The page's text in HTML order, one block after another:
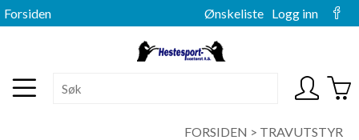
Forsiden Ønskeliste Logg inn
FORSIDEN > TRAVUTSTYR